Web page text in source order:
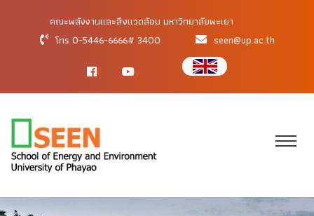
คณะพลังงานและสิ่งแวดล้อม มหาวิทยาลัยพะเยา
โทร 0-5446-6666# 3400
seen@up.ac.th
f y